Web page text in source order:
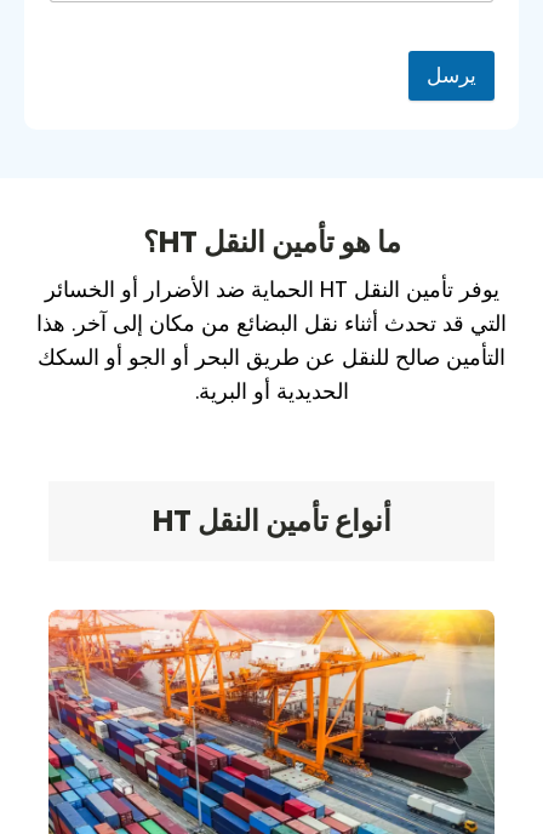
يرسل
ما هو تأمين النقل HT؟
يوفر تأمين النقل HT الحماية ضد الأضرار أو الخسائر
التي قد تحدث أثناء نقل البضائع من مكان إلى آخر. هذا
التأمين صالح للنقل عن طريق البحر أو الجو أو السكك
الحديدية أو البرية.
أنواع تأمين النقل HT